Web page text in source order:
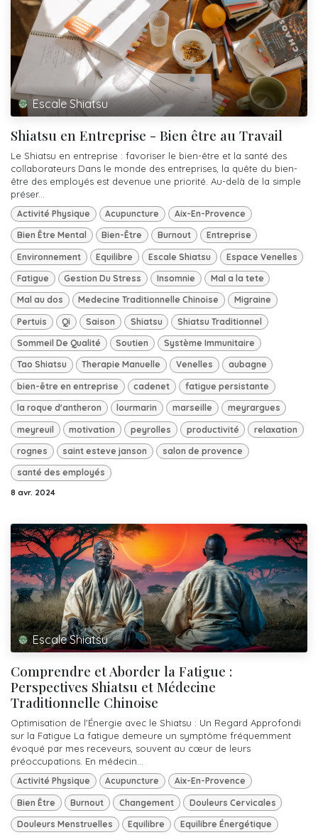
Escale Shiatsu
Shiatsu en Entreprise - Bien être au Travail
Le Shiatsu en entreprise : favoriser le bien-être et la santé des
collaborateurs Dans le monde des entreprises, la quête du bien-
être des employés est devenue une priorité. Au-delà de la simple
préser...
Activité Physique Acupuncture Aix-En-Provence
Bien Être Mental Bien-Être Burnout Entreprise
Environnement Equilibre Escale Shiatsu Espace Venelles
Fatigue Gestion Du Stress Insomnie Mal a la tete
Mal au dos Medecine Traditionnelle Chinoise Migraine
Pertuis Qi Saison Shiatsu Shiatsu Traditionnel
Sommeil De Qualité Soutien Système Immunitaire
Tao Shiatsu Therapie Manuelle Venelles aubagne
bien-être en entreprise cadenet fatigue persistante
la roque d'antheron lourmarin marseille meyrargues
meyreuil motivation peyrolles productivité relaxation
rognes saint esteve janson salon de provence
santé des employés
8 avr. 2024
Escale Shiatsu
Comprendre et Aborder la Fatigue :
Perspectives Shiatsu et Médecine
Traditionnelle Chinoise
Optimisation de l'Énergie avec le Shiatsu : Un Regard Approfondi
sur la Fatigue La fatigue demeure un symptôme fréquemment
évoqué par mes receveurs, souvent au cœur de leurs
préoccupations. En médecin...
Activité Physique Acupuncture Aix-En-Provence
Bien Être Burnout Changement Douleurs Cervicales
Douleurs Menstruelles Equilibre Equilibre Énergétique